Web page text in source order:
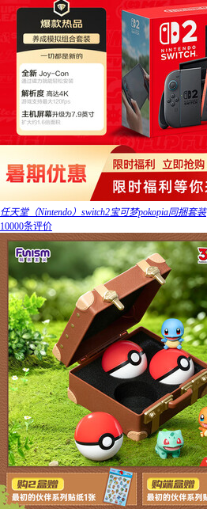
任天堂（Nintendo）switch2宝可梦pokopia同捆套装
10000条评价